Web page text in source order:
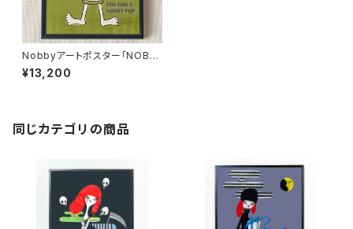
Nobbyアートポスター「NOBB
YPOP GIRL」【額装】
¥13,200
同じカテゴリの商品